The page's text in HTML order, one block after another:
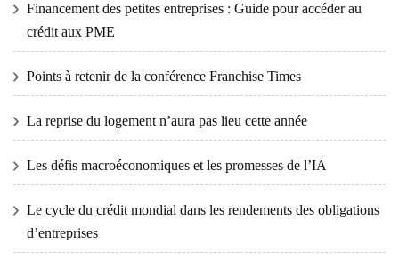
Financement des petites entreprises : Guide pour accéder au
crédit aux PME
Points à retenir de la conférence Franchise Times
La reprise du logement n’aura pas lieu cette année
Les défis macroéconomiques et les promesses de l’IA
Le cycle du crédit mondial dans les rendements des obligations
d’entreprises